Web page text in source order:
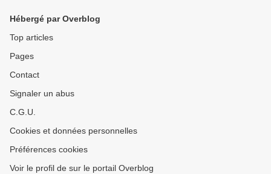
Hébergé par Overblog
Top articles
Pages
Contact
Signaler un abus
C.G.U.
Cookies et données personnelles
Préférences cookies
Voir le profil de sur le portail Overblog